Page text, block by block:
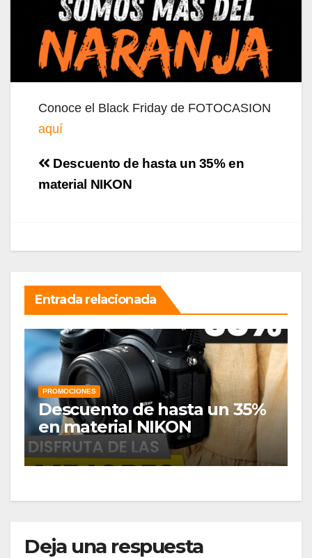
Conoce el Black Friday de FOTOCASION
aquí
Navegación
de
Descuento de hasta un 35% en
material NIKON
Entrada relacionada
PROMOCIONES
Descuento de hasta un 35%
en material NIKON
Deja una respuesta